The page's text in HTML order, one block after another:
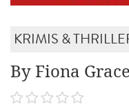
KRIMIS &
By Fiona Grace